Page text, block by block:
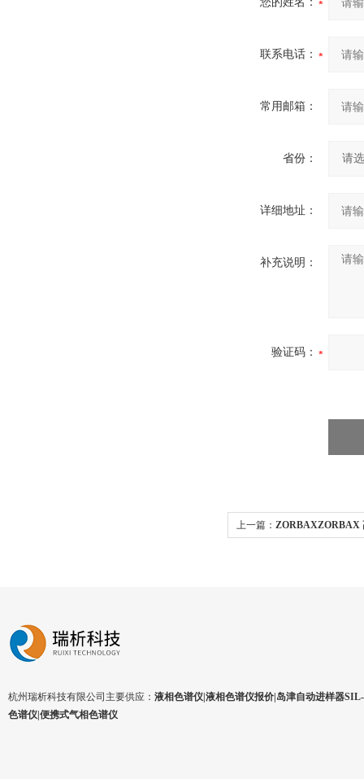
联系电话：
常用邮箱：
省份：
详细地址：
补充说明：
验证码：
上一篇： ZORBAXZORBAX
杭州瑞析科技有限公司主要供应： 液相色谱仪|液相色谱仪报价|岛津自动进样器
色谱仪|便携式气相色谱仪